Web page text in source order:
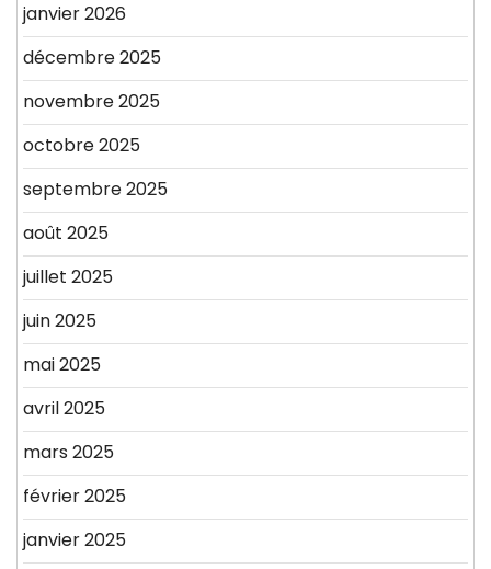
janvier 2026
décembre 2025
novembre 2025
octobre 2025
septembre 2025
août 2025
juillet 2025
juin 2025
mai 2025
avril 2025
mars 2025
février 2025
janvier 2025